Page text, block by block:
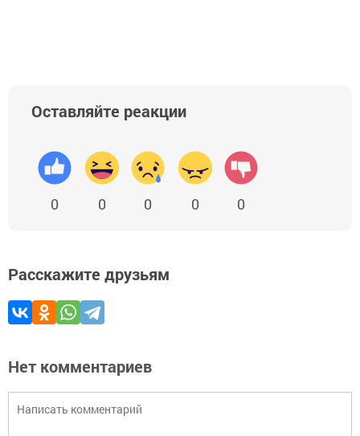
Оставляйте реакции
0 0 0 0 0
Расскажите друзьям
Нет комментариев